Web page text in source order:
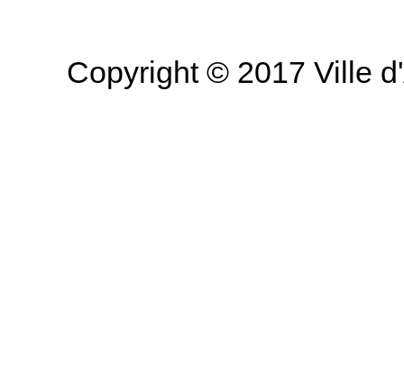
Copyright © 2017 Ville